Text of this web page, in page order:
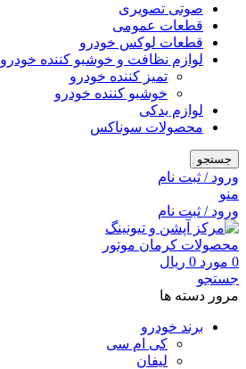
صوتی تصویری
قطعات عمومی
قطعات لوکس خودرو
لوازم نظافت و خوشبو کننده خودرو
تمیز کننده خودرو
خوشبو کننده خودرو
لوازم یدکی
محصولات سوناکس
جستجو
ورود / ثبت نام
منو
ورود / ثبت نام
0 مورد 0 ریال
جستجو
مرور دسته ها
برند خودرو
کی ام سی
لیفان